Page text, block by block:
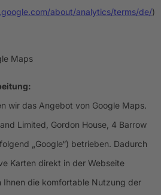
about/analytics/terms/de/)
Maps
wir das Angebot von Google Maps.
Limited, Gordon House, 4 Barrow
„Google“) betrieben. Dadurch
Karten direkt in der Webseite
Ihnen die komfortable Nutzung der